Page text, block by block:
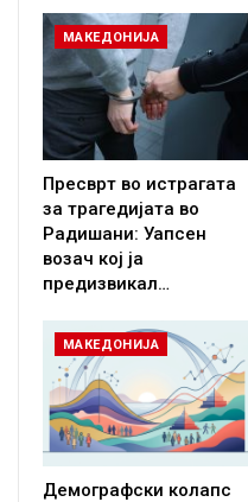
МАКЕДОНИЈА
Пресврт во истрагата
за трагедијата во
Радишани: Уапсен
возач кој ја
предизвикал…
МАКЕДОНИЈА
Демографски колапс